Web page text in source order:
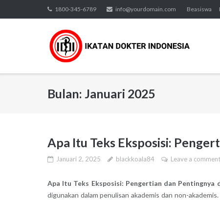
to
1800-345-6789 info@yourdomain.com Beasiswa
Bulan: Januari 2025
Apa Itu Teks Eksposisi:
Januari 2, 2025 blackkoala84 Leave a comment
Apa Itu Teks Eksposisi: Pengertian dan Pentingnya
digunakan dalam penulisan akademis dan non-